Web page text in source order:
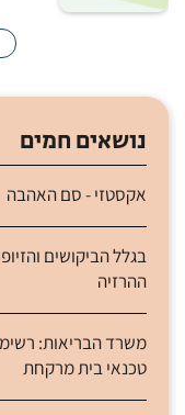
נושאים חמים
אקסטזי - סם האהבה
בגלל הביקושים
ההרזיה
משרד הבריאות:
טכנאי בית מרקחת